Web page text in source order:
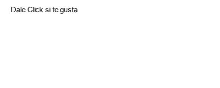
Dale Click si te gusta